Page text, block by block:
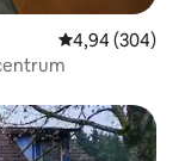
Gemiddelde
4,94 (304)